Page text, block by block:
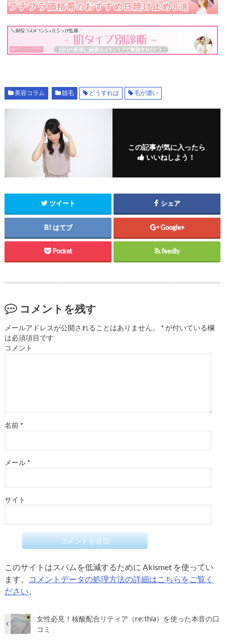
美容コラム 脱毛 どうすれば 毛が濃い
この記事が気に入ったら
いいねしよう！
ツイート シェア
はてブ Google+
Pocket feedly
コメントを残す
メールアドレスが公開されることはありません。 *が付いている欄
は必須項目です
コメント
名前 *
メール *
サイト
このサイトはスパムを低減するために Akismet を使ってい
ます。
コメントデータの処理方法の詳細はこちらをご覧く
ださい。
女性必見！核酸配合リティア（re:thia）を使った本音の口
コミ